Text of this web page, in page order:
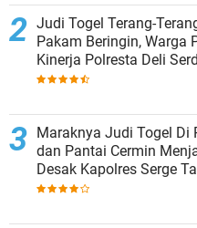
Judi Togel Terang-
Pakam Beringin, Warga
Kinerja Polresta Deli
Maraknya Judi Togel Di
dan Pantai Cermin
Desak Kapolres Serge
Togel